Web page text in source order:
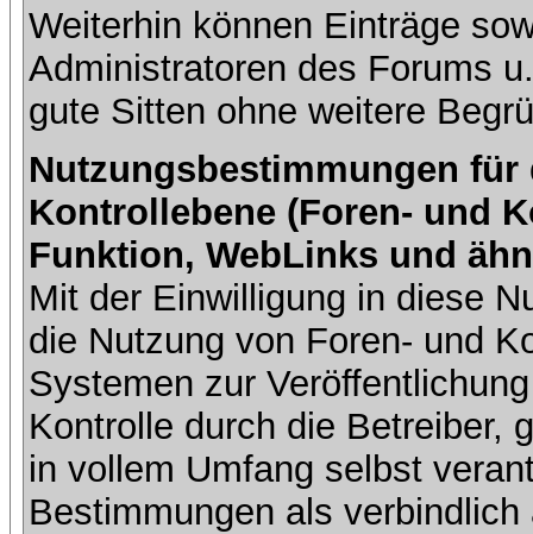
Weiterhin können Einträge
Administratoren des Forums
gute Sitten ohne weitere
Nutzungsbestimmungen
Kontrollebene (Foren- und
Funktion, WebLinks und
Mit der Einwilligung in diese
die Nutzung von Foren- und
Systemen zur
Kontrolle durch die Betreiber,
in vollem Umfang selbst
Bestimmungen als verbindlich